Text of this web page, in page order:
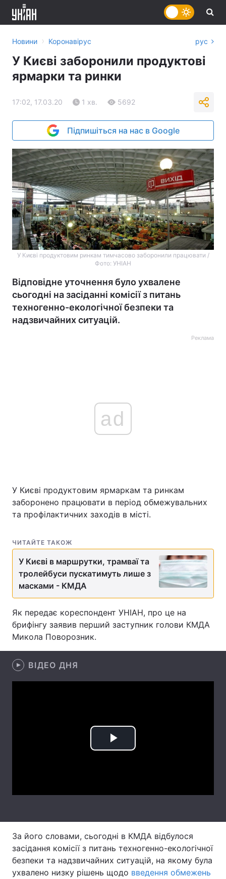
Головна Війна
Україна Політика
Економіка
Спорт Наука
Техно і зв'язок
Інциденти
Здоров'я Туризм
Цікавинки Погода
Статті
Думки
Контакти
Новини › Коронавірус рус
У Києві заборонили продуктові
ярмарки та ринки
17:02, 17.03.20 1 хв. 5692
Підпишіться на нас в Google
У Києві продуктовим ринкам тимчасово заборонили працювати /
Фото: УНІАН
Відповідне уточнення було ухвалене
сьогодні на засіданні комісії з питань
техногенно-екологічної безпеки та
надзвичайних ситуацій.
Реклама
ad
У Києві продуктовим ярмаркам та ринкам
заборонено працювати в період обмежувальних
та профілактичних заходів в місті.
ЧИТАЙТЕ ТАКОЖ
У Києві в маршрутки, трамваї та
тролейбуси пускатимуть лише з
масками - КМДА
Як передає кореспондент УНІАН, про це на
брифінгу заявив перший заступник голови КМДА
Микола Поворозник.
ВІДЕО ДНЯ
Play
За його словами, сьогодні в КМДА відбулося
засідання комісії з питань техногенно-екологічної
безпеки та надзвичайних ситуацій, на якому була
ухвалено низку рішень щодо введення обмежень